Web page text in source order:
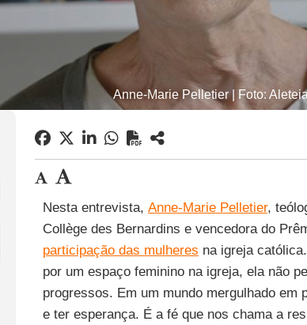
Anne-Marie Pelletier | Foto:
Nesta entrevista, Anne-Marie Pelletier,
Collège des Bernardins e vencedora do
participação das mulheres na igreja
por um espaço feminino na igreja, ela não
progressos. Em um mundo mergulhado
e ter esperança. É a fé que nos chama a